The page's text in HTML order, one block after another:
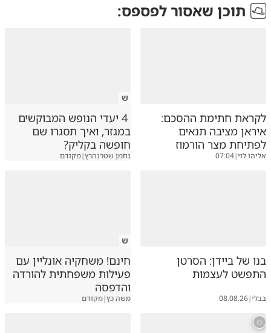
תוכן שאסור לפספס:
לקראת חתימת ההסכם:
איראן מציבה תנאים
לפתיחת מצר הורמוז
אליהו לוי|
07:04
ש
4 יעדי הנופש המבוקשים
במגזר, ואיך תסגרו שם
חופשה בקליק?
נחמן שטרנהרץ|מקודם
בנו של ביידן: הסרטן
התפשט לעצמות
בבלי|
08.08.26
ש
חינם! משחקיה אונליין עם
פעילות משפחתית להורדה
והדפסה
משה כץ|מקודם